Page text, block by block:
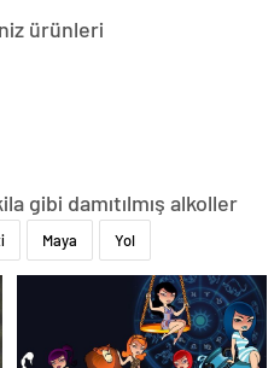
ürünleri
gibi damıtılmış alkoller
Maya Yol